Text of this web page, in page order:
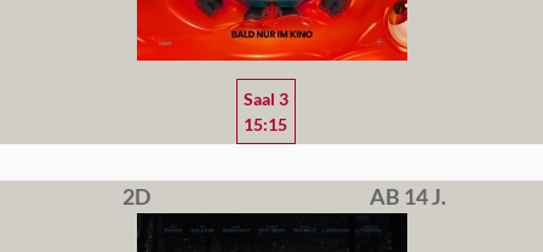
Saal 3
15:15
2D AB 14 J.